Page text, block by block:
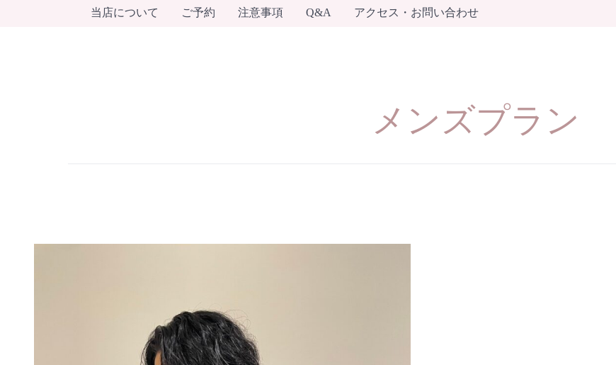
当店について ご予約 注意事項 Q&A アクセス・お問い合わせ
メンズプラン